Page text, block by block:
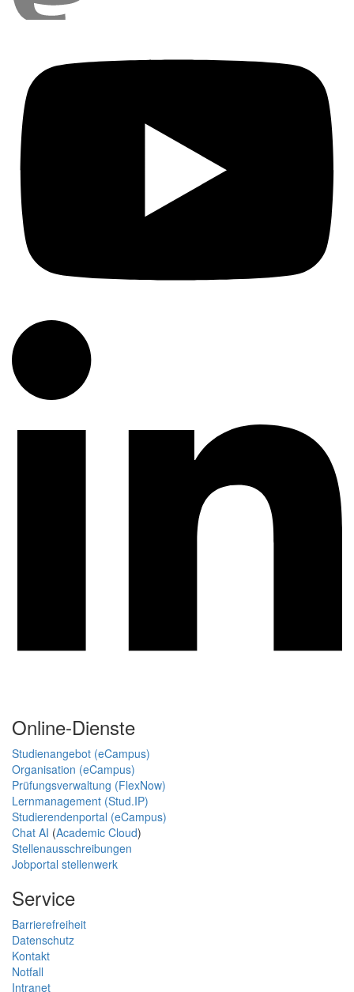
Online-Dienste
Studienangebot (eCampus)
Organisation (eCampus)
Prüfungsverwaltung (FlexNow)
Lernmanagement (Stud.IP)
Studierendenportal (eCampus)
Chat AI (Academic Cloud)
Stellenausschreibungen
Jobportal stellenwerk
Service
Barrierefreiheit
Datenschutz
Kontakt
Notfall
Intranet